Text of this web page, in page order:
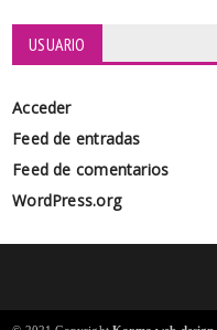
USUARIO
Acceder
Feed de entradas
Feed de comentarios
WordPress.org